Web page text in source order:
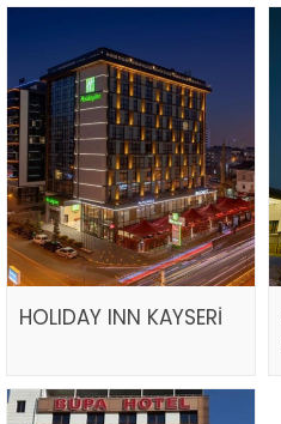
HOLIDAY INN KAYSERİ